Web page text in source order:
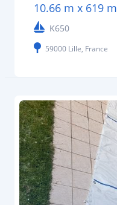
10.66 m x 619 m
K650
59000 Lille, France